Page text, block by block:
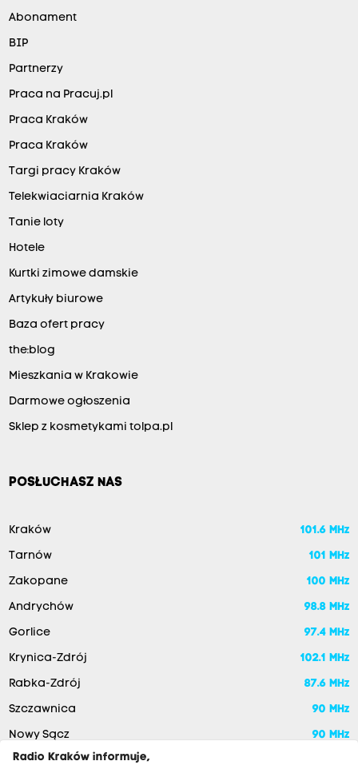
Abonament
BIP
Partnerzy
Praca na Pracuj.pl
Praca Kraków
Praca Kraków
Targi pracy Kraków
Telekwiaciarnia Kraków
Tanie loty
Hotele
Kurtki zimowe damskie
Artykuły biurowe
Baza ofert pracy
the:blog
Mieszkania w Krakowie
Darmowe ogłoszenia
Sklep z kosmetykami tolpa.pl
POSŁUCHASZ NAS
Kraków 101.6 MHz
Tarnów 101 MHz
Zakopane 100 MHz
Andrychów 98.8 MHz
Gorlice 97.4 MHz
Krynica-Zdrój 102.1 MHz
Rabka-Zdrój 87.6 MHz
Szczawnica 90 MHz
Nowy Sącz
90 MHz
Radio Kraków informuje,